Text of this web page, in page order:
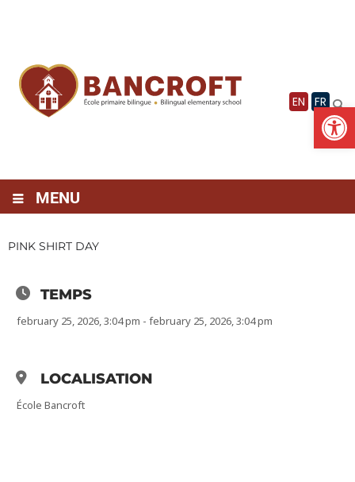
EN FR
MENU
PINK SHIRT DAY
TEMPS
february 25, 2026, 3:04 pm - february 25, 2026, 3:04 pm
LOCALISATION
École Bancroft